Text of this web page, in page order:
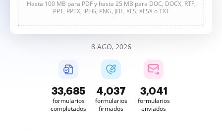
Hasta 100 MB para PDF y hasta 25 MB para DOC, DOCX, RTF,
PPT, PPTX, JPEG, PNG, JFIF, XLS, XLSX o TXT
8 AGO, 2026
33,685
formularios
completados
4,037
formularios
firmados
3,041
formularios
enviados